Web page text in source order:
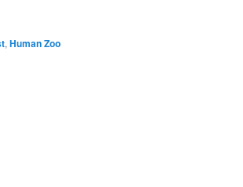
, Human Zoo